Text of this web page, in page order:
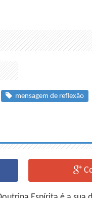
mensagem de reflexão